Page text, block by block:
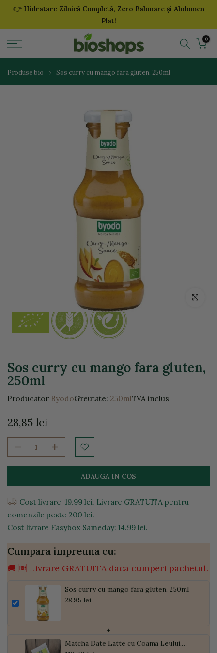
Sari
👉 Hidratare Zilnică Completă, Zero Balonare și Abdomen
Plat!
0
Produse bio Sos curry cu mango fara gluten, 250ml
Click
Sos curry cu mango fara gluten,
250ml
Producator ByodoGreutate: 250mlTVA inclus
28,85 lei
ADAUGA IN COS
Cost livrare: 19.99 lei. Livrare GRATUITA pentru
comenzile peste 200 lei.
Cost livrare Easybox Sameday: 14.99 lei.
Cumpara impreuna cu:
🚚 🆓 Livrare GRATUITA daca cumperi pachetul.
Sos curry cu mango fara gluten, 250ml
28,85 lei
+
Matcha Date Latte cu Coama Leului,